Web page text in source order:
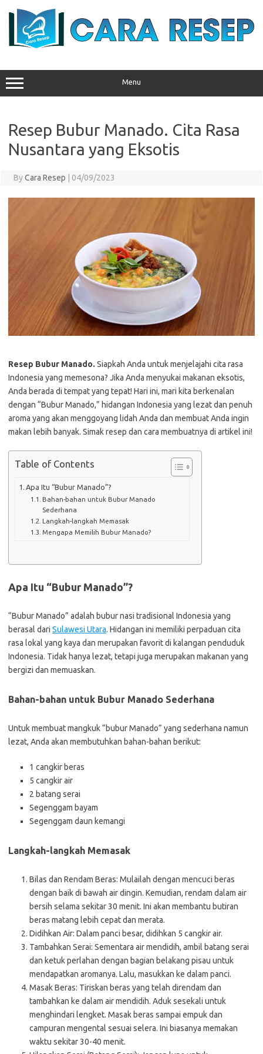
Menu
Resep Bubur Manado. Cita Rasa
Nusantara yang Eksotis
ByCara Resep 04/09/2023
Resep Bubur Manado. Siapkah Anda untuk menjelajahi cita rasa
Indonesia yang memesona? Jika Anda menyukai makanan eksotis,
Anda berada di tempat yang tepat! Hari ini, mari kita berkenalan
dengan “Bubur Manado,” hidangan Indonesia yang lezat dan penuh
aroma yang akan menggoyang lidah Anda dan membuat Anda ingin
makan lebih banyak. Simak resep dan cara membuatnya di artikel ini!
Table of Contents
Apa Itu “Bubur Manado”?
Bahan-bahan untuk Bubur Manado
Sederhana
Langkah-langkah Memasak
Mengapa Memilih Bubur Manado?
Apa Itu “Bubur Manado”?
“Bubur Manado” adalah bubur nasi tradisional Indonesia yang
berasal dari Sulawesi Utara. Hidangan ini memiliki perpaduan cita
rasa lokal yang kaya dan merupakan favorit di kalangan penduduk
Indonesia. Tidak hanya lezat, tetapi juga merupakan makanan yang
bergizi dan memuaskan.
Bahan-bahan untuk Bubur Manado Sederhana
Untuk membuat mangkuk “bubur Manado” yang sederhana namun
lezat, Anda akan membutuhkan bahan-bahan berikut:
1 cangkir beras
5 cangkir air
2 batang serai
Segenggam bayam
Segenggam daun kemangi
Langkah-langkah Memasak
Bilas dan Rendam Beras: Mulailah dengan mencuci beras
dengan baik di bawah air dingin. Kemudian, rendam dalam air
bersih selama sekitar 30 menit. Ini akan membantu butiran
beras matang lebih cepat dan merata.
Didihkan Air: Dalam panci besar, didihkan 5 cangkir air.
Tambahkan Serai: Sementara air mendidih, ambil batang serai
dan ketuk perlahan dengan bagian belakang pisau untuk
mendapatkan aromanya. Lalu, masukkan ke dalam panci.
Masak Beras: Tiriskan beras yang telah direndam dan
tambahkan ke dalam air mendidih. Aduk sesekali untuk
menghindari lengket. Masak beras sampai empuk dan
campuran mengental sesuai selera. Ini biasanya memakan
waktu sekitar 30-40 menit.